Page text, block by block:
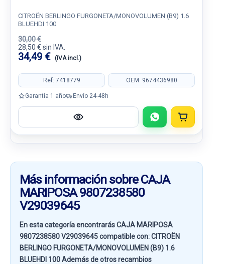
CITROËN BERLINGO FURGONETA/MONOVOLUMEN (B9) 1.6
BLUEHDI 100
30,00 €
28,50 € sin IVA.
34,49 € (IVA incl.)
Ref: 7418779 OEM: 9674436980
Garantía 1 año Envío 24-48h
Más información sobre CAJA
MARIPOSA 9807238580
V29039645
En esta categoría encontrarás CAJA MARIPOSA
9807238580 V29039645 compatible con:CITROËN
BERLINGO FURGONETA/MONOVOLUMEN (B9) 1.6
BLUEHDI 100Además de otros recambios